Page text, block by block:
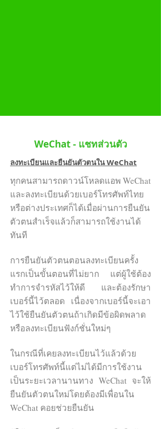
WeChat - แชทส่วนตัว
ลงทะเบียนและยืนยันตัวตนใน WeChat
ทุกคนสามารถดาวน์โหลดแอพ WeChat
และลงทะเบียนด้วยเบอร์โทรศัพท์ไทย
หรือต่างประเทศก็ได้เมื่อผ่านการยืนยัน
ตัวตนสำเร็จแล้วก็สามารถใช้งานได้
ทันที
การยืนยันตัวตนตอนลงทะเบียนครั้ง
แรกเป็นขั้นตอนที่ไม่ยาก แต่ผู้ใช้ต้อง
ทำการจำรหัสไว้ให้ดี และต้องรักษา
เบอร์นี้ไว้ตลอด เนื่องจากเบอร์นี้จะเอา
ไว้ใช้ยืนยันตัวตนถ้าเกิดมีข้อผิดพลาด
หรือลงทะเบียนฟังก์ชั่นใหม่ๆ
ในกรณีที่เคยลงทะเบียนไว้แล้วด้วย
เบอร์โทรศัพท์นี้แต่ไม่ได้มีการใช้งาน
เป็นระยะเวลานานทาง WeChat จะให้
ยืนยันตัวตนใหม่โดยต้องมีเพื่อนใน
WeChat คอยช่วยยืนยัน